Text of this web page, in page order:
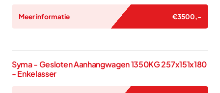
Meer informatie €3500,-
Syma - Gesloten Aanhangwagen 1350KG 257x151x180
- Enkelasser